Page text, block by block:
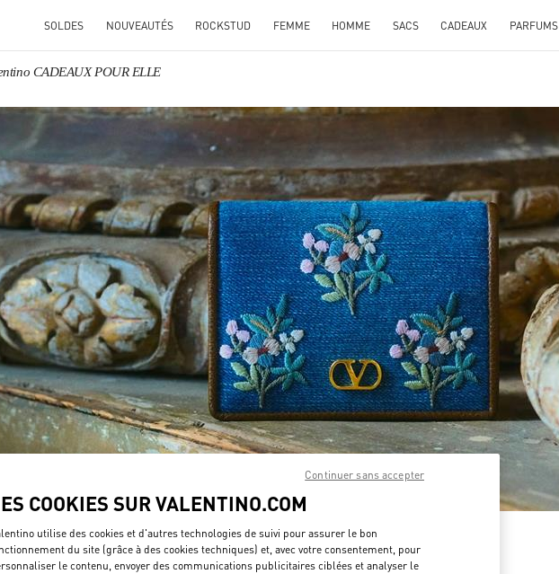
SOLDES NOUVEAUTÉS ROCKSTUD FEMME HOMME SACS CADEAUX PARFUMS
CADEAUX POUR ELLE
IN NEW TAB
DÉCOUVRIR PLUS
Link Opens in New Tab
COOKIES SUR VALENTINO.COM
utilise des cookies et d'autres technologies de suivi pour assurer le bon
du site (grâce à des cookies techniques) et, avec votre consentement, pour
le contenu, envoyer des communications publicitaires ciblées et analyser le
Continuer sans accepter